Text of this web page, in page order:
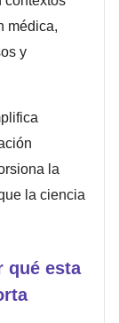
médica,
y
la
la ciencia
qué esta